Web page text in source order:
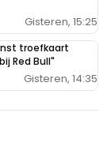
Gisteren, 15:25
troefkaart
Red Bull"
Gisteren, 14:35